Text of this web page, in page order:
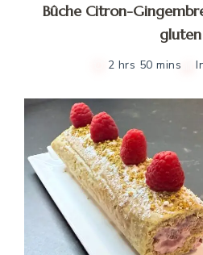
Bûche Citron-
gluten
2 hrs 50 mins